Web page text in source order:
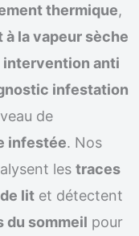
thermique,
la vapeur sèche
intervention anti
infestation
de
infestée. Nos
les traces
lit et détectent
du sommeil pour